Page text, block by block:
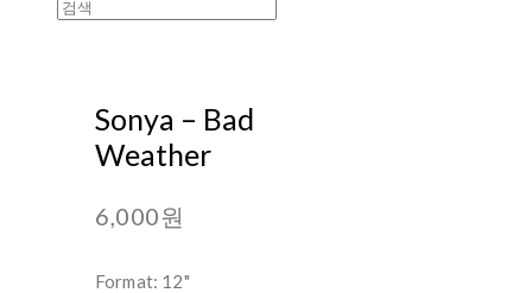
Sonya – Bad
Weather
6,000원
Format: 12"